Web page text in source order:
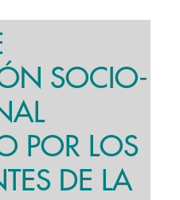
SOCIO-
POR LOS
DE LA